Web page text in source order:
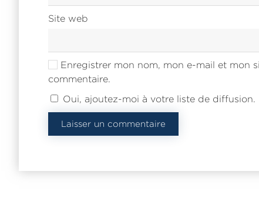
Site web
Enregistrer mon nom, mon e-mail et mon
commentaire.
Oui, ajoutez-moi à votre liste de diffusion.
Laisser un commentaire